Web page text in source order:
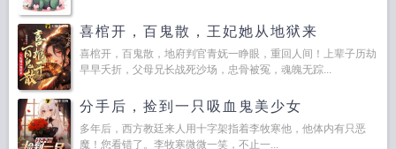
喜棺开，百鬼散，王妃她从地狱来
喜棺开，百鬼散，地府判官青妩一睁眼，重回人间！上辈子历劫
早早夭折，父母兄长战死沙场，忠骨被冤，魂魄无踪...
分手后，捡到一只吸血鬼美少女
多年后，西方教廷来人用十字架指着李牧寒他，他体内有只恶
魔！您看错了。李牧寒微微一笑，不止一...